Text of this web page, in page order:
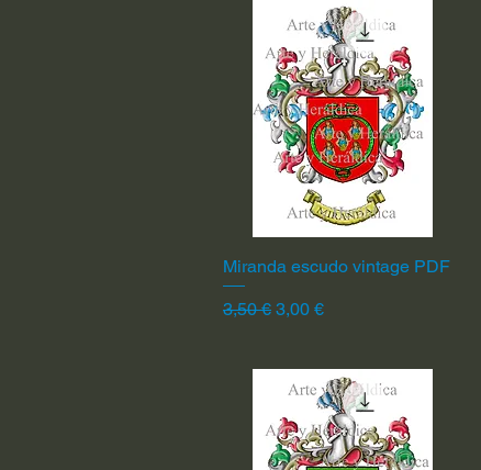
Vista rápida
Miranda escudo vintage PDF
Precio
3,50 € Precio de oferta
3,00 €